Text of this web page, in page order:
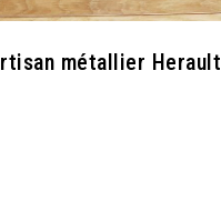
métallier Herault